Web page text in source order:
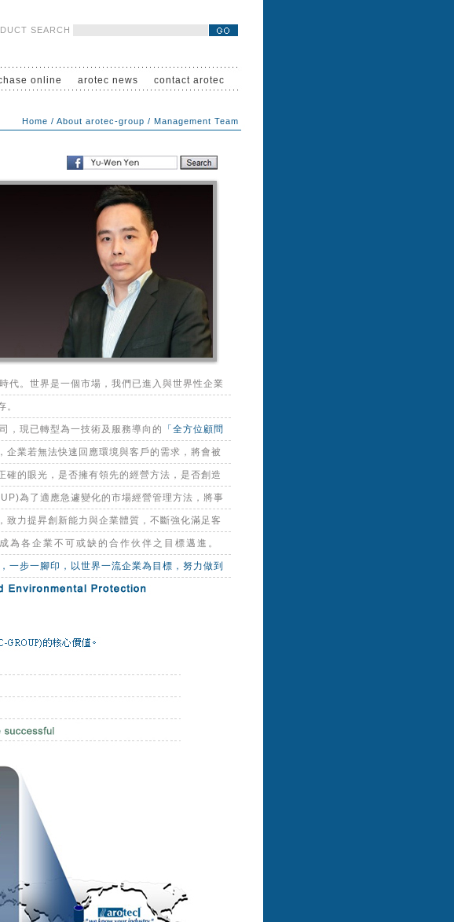
SEARCH
online arotec news contact arotec
Home / About arotec-group / Management Team
代。世界是一個市場，我們已進入與世界性企業
。
，現已轉型為一技術及服務導向的 「全方位顧問
業若無法快速回應環境與客戶的需求，將會被
的眼光，是否擁有領先的經營方法，是否創造
為了適應急遽變化的市場經營管理方法，將事
力提昇創新能力與企業體質，不斷強化滿足客
為各企業不可或缺的合作伙伴之目標邁進。
步一腳印，以世界一流企業為目標，努力做到